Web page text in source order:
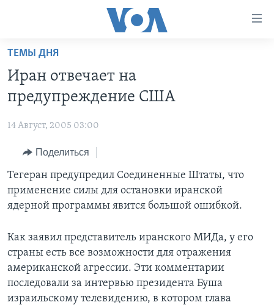
Перейти
основной
контент
Перейти
навигации
Перейти
поиск
ПРОГРАММЫ
НОВОСТИ ЗА МИНУТУ
ИТОГИ
ПОЧЕМУ ЭТО ВАЖНО?
НЬЮ-ЙОРК NEW YORK
АМЕРИКА. БОЛЬШОЕ ПУТЕШЕСТВИЕ
ПРОЕКТЫ
УЧИМ АНГЛИЙСКИЙ
НАША АМЕРИКАНСКАЯ ИСТОРИЯ
А КАК В АМЕРИКЕ?
ТЕСТЫ
ЭКСПЕРТИЗА
ИНТЕРВЬЮ
ФАКТЫ ПРОТИВ ФЕЙКОВ
ЗА СВОБОДУ ПРЕССЫ
ВИДЕО
ПОДПИСКА НА НОВОСТИ
Learning English
ТЕМЫ ДНЯ
Иран отвечает на
предупреждение США
14 Август, 2005 03:00
Поделиться
Тегеран предупредил Соединенные Штаты, что
применение силы для остановки иранской
ядерной программы явится большой ошибкой.
Как заявил представитель иранского МИДа, у его
страны есть все возможности для отражения
американской агрессии. Эти комментарии
последовали за интервью президента Буша
израильскому телевидению, в котором глава